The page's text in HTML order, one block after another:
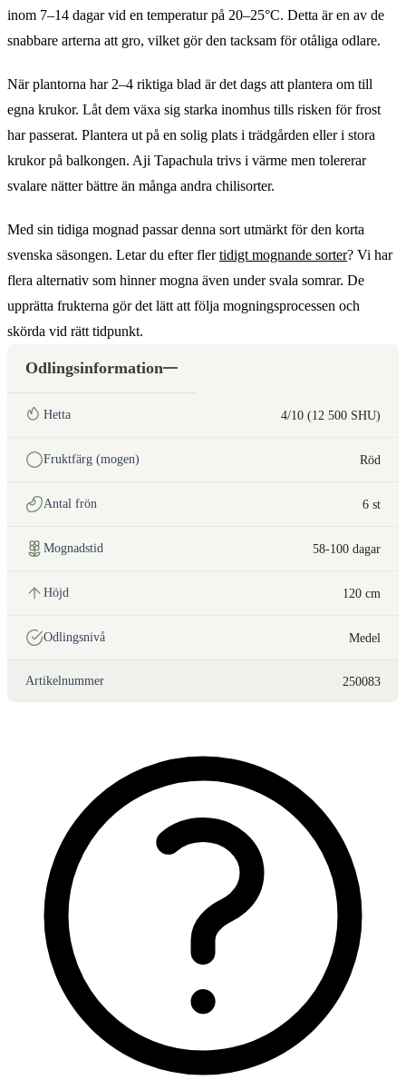
inom 7–14 dagar vid en temperatur på 20–25°C. Detta är en av de
snabbare arterna att gro, vilket gör den tacksam för otåliga odlare.
När plantorna har 2–4 riktiga blad är det dags att plantera om till
egna krukor. Låt dem växa sig starka inomhus tills risken för frost
har passerat. Plantera ut på en solig plats i trädgården eller i stora
krukor på balkongen. Aji Tapachula trivs i värme men tolererar
svalare nätter bättre än många andra chilisorter.
Med sin tidiga mognad passar denna sort utmärkt för den korta
svenska säsongen. Letar du efter flertidigt mognande sorter? Vi har
flera alternativ som hinner mogna även under svala somrar. De
upprätta frukterna gör det lätt att följa mogningsprocessen och
skörda vid rätt tidpunkt.
Odlingsinformation
Hetta 4/10 (12 500 SHU)
Fruktfärg (mogen) Röd
Antal frön 6 st
Mognadstid 58-100 dagar
Höjd 120 cm
Odlingsnivå Medel
Artikelnummer 250083